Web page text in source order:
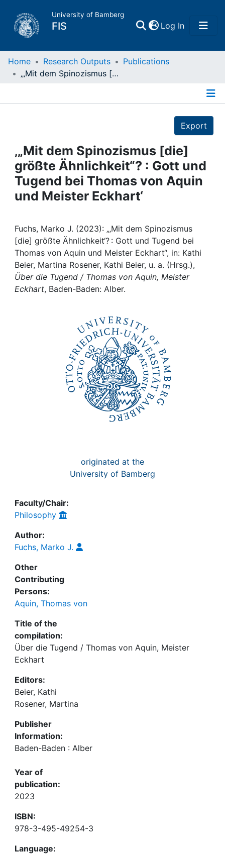
University of Bamberg
FIS Log In(current)
Home
Projects
People
Institutions
Awards
My FIS
Help
Home Research Outputs
Publications
‚„Mit dem Spinozismus [die] größte Ähnlichkeit“? : Gott und Tugend bei Thomas von Aquin und Meister Eckhart‘
Export
‚„Mit dem Spinozismus [die]
größte Ähnlichkeit“? : Gott und
Tugend bei Thomas von Aquin
und Meister Eckhart‘
Fuchs, Marko J. (2023): „‚Mit dem Spinozismus
[die] größte Ähnlichkeit‘? : Gott und Tugend bei
Thomas von Aquin und Meister Eckhart“, in: Kathi
Beier, Martina Rosener, Kathi Beier, u. a. (Hrsg.),
Über die Tugend / Thomas von Aquin, Meister
Eckhart, Baden-Baden: Alber.
originated at the
University of Bamberg
Faculty/Chair:
Philosophy
Author:
Fuchs, Marko J.
Other
Contributing
Persons:
Aquin, Thomas von
Title of the
compilation:
Über die Tugend / Thomas von Aquin, Meister
Eckhart
Editors:
Beier, Kathi
Rosener, Martina
Publisher
Information:
Baden-Baden : Alber
Year of
publication:
2023
ISBN:
978-3-495-49254-3
Language: